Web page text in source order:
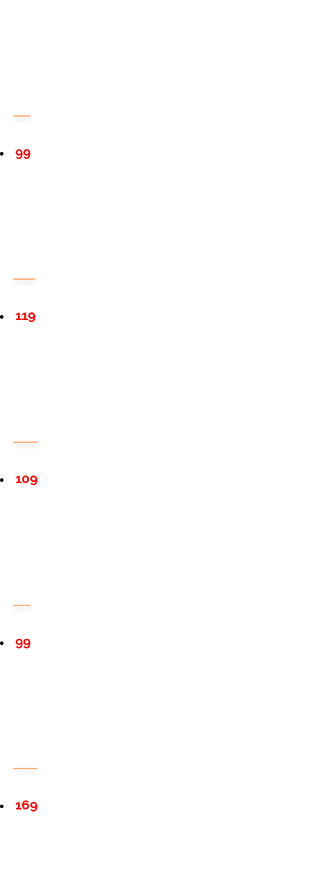
99
119
109
99
169